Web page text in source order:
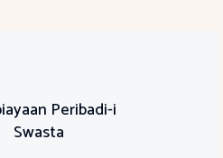
Peribadi-i
Swasta